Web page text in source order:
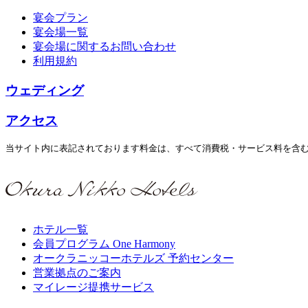
宴会プラン
宴会場一覧
宴会場に関するお問い合わせ
利用規約
ウェディング
アクセス
当サイト内に表記されております料金は、すべて消費税・サービス料を含
ホテル一覧
会員プログラム One Harmony
オークラニッコーホテルズ 予約センター
営業拠点のご案内
マイレージ提携サービス